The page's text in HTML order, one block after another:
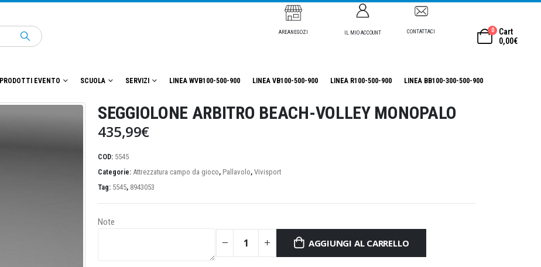
AREANEGOZI IL MIO ACCOUNT CONTATTACI 0
Cart
0,00€
PRODOTTI EVENTO SCUOLA SERVIZI LINEA WVB100-500-900 LINEA VB100-500-900 LINEA R100-500-900 LINEA BB100-300-500-900
SEGGIOLONE ARBITRO BEACH-VOLLEY MONOPALO
435,99€
COD: 5545
Categorie: Attrezzatura campo da gioco, Pallavolo, Vivisport
Tag: 5545, 8943053
Note
AGGIUNGI AL CARRELLO